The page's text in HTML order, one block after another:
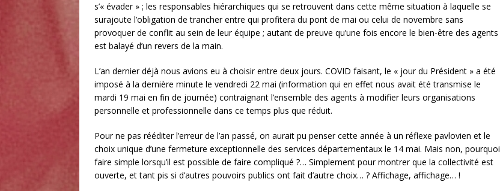
s’« évader » ; les responsables hiérarchiques qui se retrouvent dans cette même situation à laquelle se
surajoute l’obligation de trancher entre qui profitera du pont de mai ou celui de novembre sans
provoquer de conflit au sein de leur équipe ; autant de preuve qu’une fois encore le bien-être des agents
est balayé d’un revers de la main.
L’an dernier déjà nous avions eu à choisir entre deux jours. COVID faisant, le « jour du Président » a été
imposé à la dernière minute le vendredi 22 mai (information qui en effet nous avait été transmise le
mardi 19 mai en fin de journée) contraignant l’ensemble des agents à modifier leurs organisations
personnelle et professionnelle dans ce temps plus que réduit.
Pour ne pas rééditer l’erreur de l’an passé, on aurait pu penser cette année à un réflexe pavlovien et le
choix unique d’une fermeture exceptionnelle des services départementaux le 14 mai. Mais non, pourquoi
faire simple lorsqu’il est possible de faire compliqué ?… Simplement pour montrer que la collectivité est
ouverte, et tant pis si d’autres pouvoirs publics ont fait d’autre choix… ? Affichage, affichage… !